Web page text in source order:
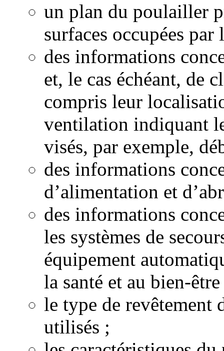
un plan du poulailler
surfaces occupées par
des informations
et, le cas échéant, de
compris leur
ventilation indiquant
visés, par exemple,
des informations
d’alimentation et
des informations
les systèmes de
équipement
la santé et au bien-
le type de revêtement
utilisés ;